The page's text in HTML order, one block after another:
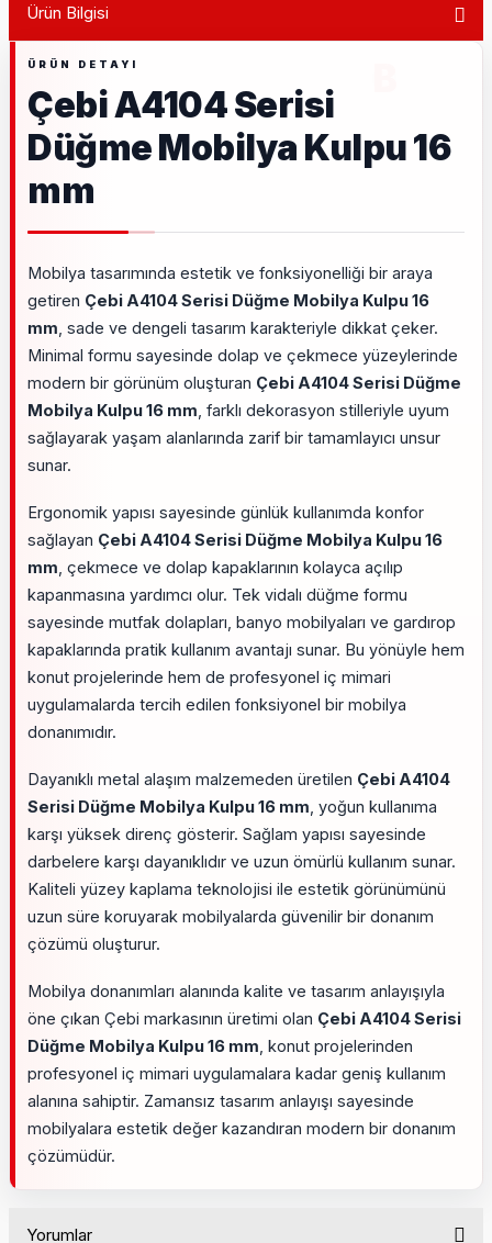
Ürün Bilgisi
Çebi A4104 Serisi
Düğme Mobilya Kulpu 16
mm
Mobilya tasarımında estetik ve fonksiyonelliği bir araya
getiren Çebi A4104 Serisi Düğme Mobilya Kulpu 16
mm , sade ve dengeli tasarım karakteriyle dikkat çeker.
Minimal formu sayesinde dolap ve çekmece yüzeylerinde
modern bir görünüm oluşturan Çebi A4104 Serisi Düğme
Mobilya Kulpu 16 mm , farklı dekorasyon stilleriyle uyum
sağlayarak yaşam alanlarında zarif bir tamamlayıcı unsur
sunar.
Ergonomik yapısı sayesinde günlük kullanımda konfor
sağlayan Çebi A4104 Serisi Düğme Mobilya Kulpu 16
mm , çekmece ve dolap kapaklarının kolayca açılıp
kapanmasına yardımcı olur. Tek vidalı düğme formu
sayesinde mutfak dolapları, banyo mobilyaları ve gardırop
kapaklarında pratik kullanım avantajı sunar. Bu yönüyle hem
konut projelerinde hem de profesyonel iç mimari
uygulamalarda tercih edilen fonksiyonel bir mobilya
donanımıdır.
Dayanıklı metal alaşım malzemeden üretilen Çebi A4104
Serisi Düğme Mobilya Kulpu 16 mm , yoğun kullanıma
karşı yüksek direnç gösterir. Sağlam yapısı sayesinde
darbelere karşı dayanıklıdır ve uzun ömürlü kullanım sunar.
Kaliteli yüzey kaplama teknolojisi ile estetik görünümünü
uzun süre koruyarak mobilyalarda güvenilir bir donanım
çözümü oluşturur.
Mobilya donanımları alanında kalite ve tasarım anlayışıyla
öne çıkan Çebi markasının üretimi olan Çebi A4104 Serisi
Düğme Mobilya Kulpu 16 mm , konut projelerinden
profesyonel iç mimari uygulamalara kadar geniş kullanım
alanına sahiptir. Zamansız tasarım anlayışı sayesinde
mobilyalara estetik değer kazandıran modern bir donanım
çözümüdür.
Yorumlar